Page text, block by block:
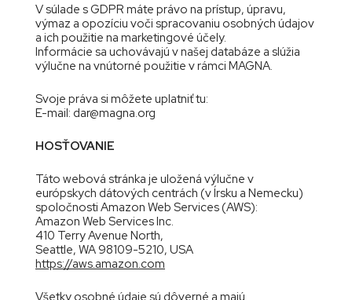
V súlade s GDPR máte právo na prístup, úpravu,
výmaz a opozíciu voči spracovaniu osobných údajov
a ich použitie na marketingové účely.
Informácie sa uchovávajú v našej databáze a slúžia
výlučne na vnútorné použitie v rámci MAGNA.
Svoje práva si môžete uplatniť tu:
E-mail: dar@magna.org
HOSŤOVANIE
Táto webová stránka je uložená výlučne v
európskych dátových centrách (v Írsku a Nemecku)
spoločnosti Amazon Web Services (AWS):
Amazon Web Services Inc.
410 Terry Avenue North,
Seattle, WA 98109-5210, USA
https://aws.amazon.com
Všetky osobné údaje sú dôverné a majú